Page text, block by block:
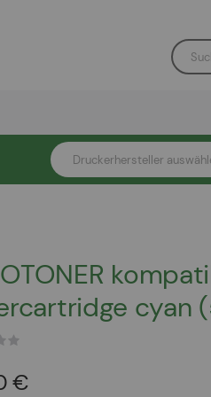
Druckerhersteller
cyan
€